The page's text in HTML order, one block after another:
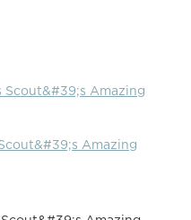
Scout&#39;s Amazing
Amazing